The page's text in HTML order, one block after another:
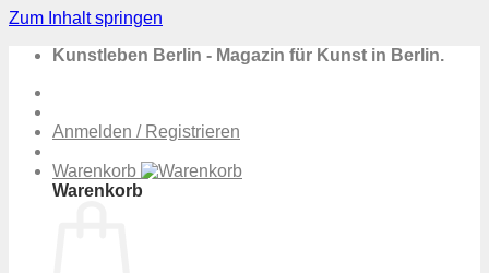
Zum Inhalt springen
Kunstleben Berlin - Magazin für Kunst in Berlin.
Anmelden / Registrieren
Warenkorb
Warenkorb